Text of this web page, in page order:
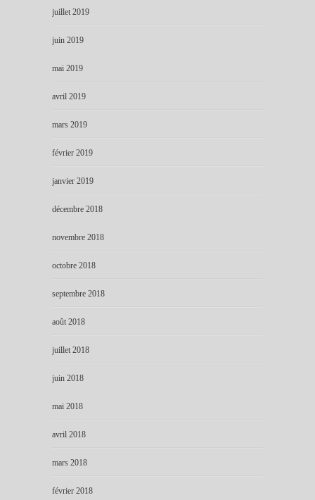
juillet 2019
juin 2019
mai 2019
avril 2019
mars 2019
février 2019
janvier 2019
décembre 2018
novembre 2018
octobre 2018
septembre 2018
août 2018
juillet 2018
juin 2018
mai 2018
avril 2018
mars 2018
février 2018